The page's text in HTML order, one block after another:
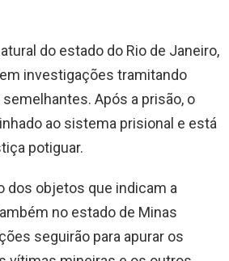
do estado do Rio de Janeiro,
investigações tramitando
Após a prisão, o
ao sistema prisional e está
potiguar.
dos objetos que indicam a
no estado de Minas
seguirão para apurar os